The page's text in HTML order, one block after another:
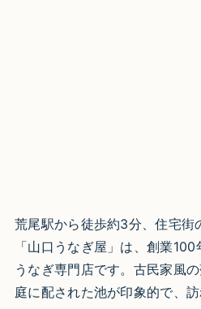
荒尾駅から徒歩約3分、住宅街
「山口うなぎ屋」は、創業
うなぎ専門店です。古民家風
庭に配された池が印象的で、